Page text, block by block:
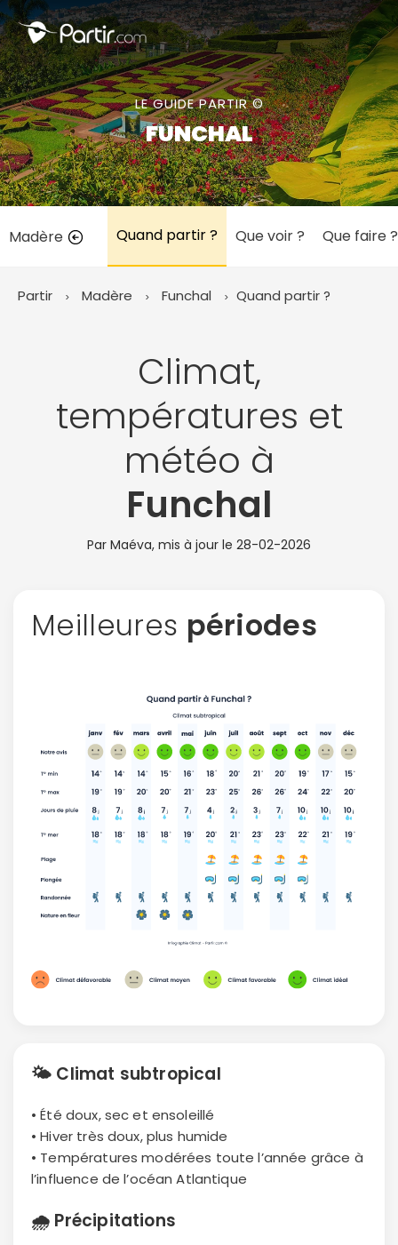
LE GUIDE PARTIR ©
FUNCHAL
Madère Quand partir ? Que voir ? Que faire ?
Partir Madère Funchal Quand partir ?
Climat,
températures et
météo à
Funchal
Par Maéva, mis à jour le 28-02-2026
Meilleures périodes
🌤 Climat subtropical
• Été doux, sec et ensoleillé
• Hiver très doux, plus humide
• Températures modérées toute l’année grâce à
l’influence de l’océan Atlantique
🌧 Précipitations
Fermer
📍 Destinations populaires
☀️ Où partir par mois
Février Mars Avril
Juillet
Août Septembre
Octobre